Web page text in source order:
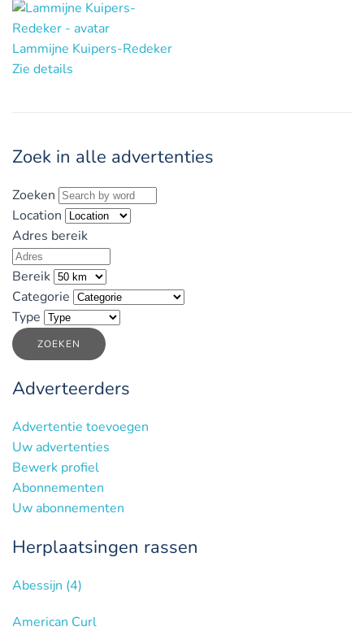
Lammijne Kuipers-Redeker
Zie details
Zoek in alle advertenties
Zoeken
Location
Adres bereik
Bereik
Categorie
Type
ZOEKEN
Adverteerders
Advertentie toevoegen
Uw advertenties
Bewerk profiel
Abonnementen
Uw abonnementen
Herplaatsingen rassen
Abessijn (4)
American Curl